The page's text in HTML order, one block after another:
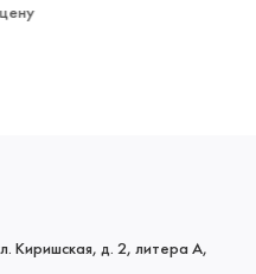
Киришская, д. 2, литера А,